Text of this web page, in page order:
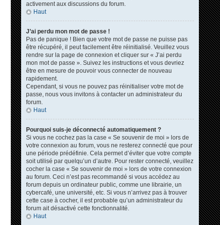
activement aux discussions du forum.
Haut
J’ai perdu mon mot de passe !
Pas de panique ! Bien que votre mot de passe ne puisse pas
être récupéré, il peut facilement être réinitialisé. Veuillez vous
rendre sur la page de connexion et cliquer sur « J’ai perdu
mon mot de passe ». Suivez les instructions et vous devriez
être en mesure de pouvoir vous connecter de nouveau
rapidement.
Cependant, si vous ne pouvez pas réinitialiser votre mot de
passe, nous vous invitons à contacter un administrateur du
forum.
Haut
Pourquoi suis-je déconnecté automatiquement ?
Si vous ne cochez pas la case « Se souvenir de moi » lors de
votre connexion au forum, vous ne resterez connecté que pour
une période prédéfinie. Cela permet d’éviter que votre compte
soit utilisé par quelqu’un d’autre. Pour rester connecté, veuillez
cocher la case « Se souvenir de moi » lors de votre connexion
au forum. Ceci n’est pas recommandé si vous accédez au
forum depuis un ordinateur public, comme une librairie, un
cybercafé, une université, etc. Si vous n’arrivez pas à trouver
cette case à cocher, il est probable qu’un administrateur du
forum ait désactivé cette fonctionnalité.
Haut